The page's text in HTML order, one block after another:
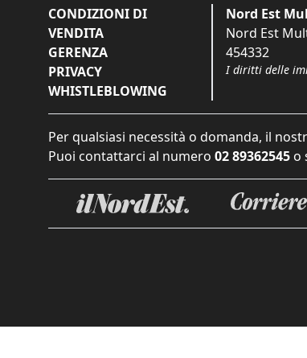
CONDIZIONI DI
VENDITA
GERENZA
PRIVACY
WHISTLEBLOWING
Nord Est
Nord Est
454332
I diritti delle
Per qualsiasi necessità o domanda, il
Puoi contattarci al numero 02 89362545 o